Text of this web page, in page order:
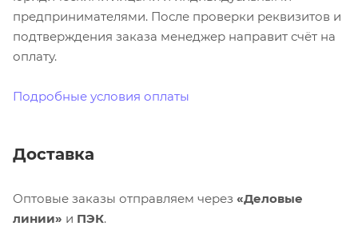
предпринимателями. После проверки реквизитов и
подтверждения заказа менеджер направит счёт на
оплату.
Подробные условия оплаты
Доставка
Оптовые заказы отправляем через «Деловые
линии» и ПЭК.